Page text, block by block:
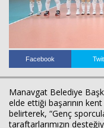
Facebook
Manavgat Belediye
elde ettiği başarının
belirterek, “Genç
taraftarlarımızın